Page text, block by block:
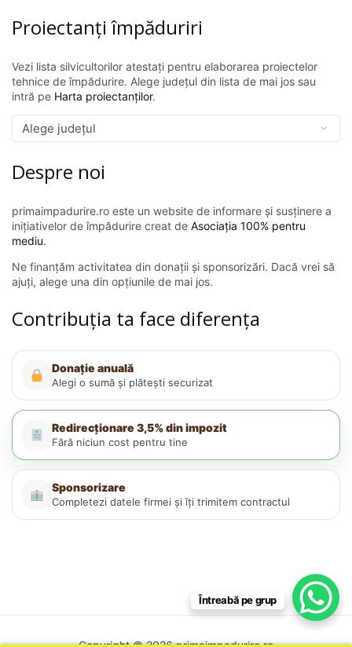
Proiectanți împăduriri
Vezi lista silvicultorilor atestați pentru elaborarea proiectelor
tehnice de împădurire. Alege județul din lista de mai jos sau
intră pe Harta proiectanților.
Despre noi
primaimpadurire.ro este un website de informare și susținere a
inițiativelor de împădurire creat de Asociația 100% pentru
mediu.
Ne finanțăm activitatea din donații și sponsorizări. Dacă vrei să
ajuți, alege una din opțiunile de mai jos.
Contribuția ta face diferența
Donație anuală
Alegi o sumă și plătești securizat
Redirecționare 3,5% din impozit
Fără niciun cost pentru tine
Sponsorizare
Completezi datele firmei și îți trimitem contractul
Întreabă pe grup